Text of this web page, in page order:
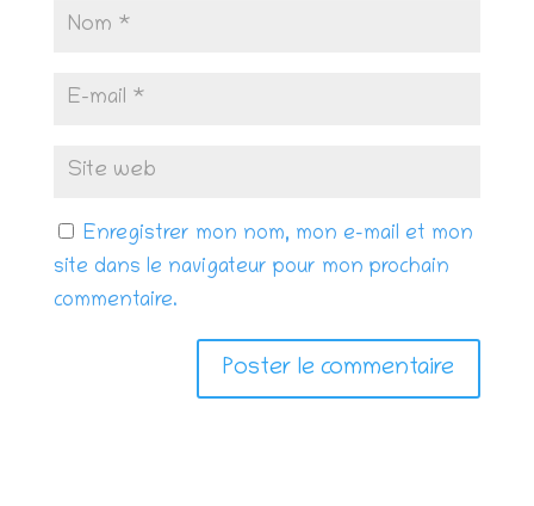
Enregistrer mon nom, mon e-mail et mon
site dans le navigateur pour mon prochain
commentaire.